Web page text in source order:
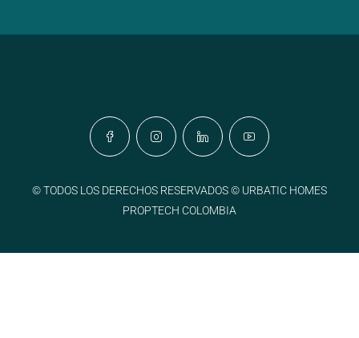
© TODOS LOS DERECHOS RESERVADOS © URBATIC HOMES
PROPTECH COLOMBIA